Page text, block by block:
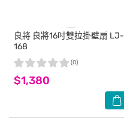
良將 良將16吋雙拉掛壁扇 LJ-
168
$1,380
(0)